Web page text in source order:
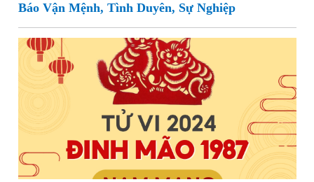
Báo Vận Mệnh, Tình Duyên, Sự Nghiệp